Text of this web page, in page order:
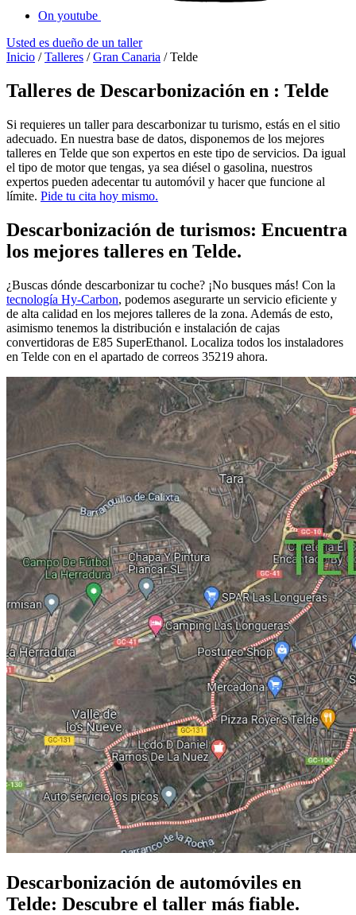
On youtube
Usted es dueño de un taller
Inicio /Talleres /Gran Canaria /Telde
Talleres de Descarbonización en : Telde
Si requieres un taller para descarbonizar tu turismo, estás en el sitio
adecuado. En nuestra base de datos, disponemos de los mejores
talleres en Telde que son expertos en este tipo de servicios. Da igual
el tipo de motor que tengas, ya sea diésel o gasolina, nuestros
expertos pueden adecentar tu automóvil y hacer que funcione al
límite. Pide tu cita hoy mismo.
Descarbonización de turismos: Encuentra
los mejores talleres en Telde.
¿Buscas dónde descarbonizar tu coche? ¡No busques más! Con la
tecnología Hy-Carbon, podemos asegurarte un servicio eficiente y
de alta calidad en los mejores talleres de la zona. Además de esto,
asimismo tenemos la distribución e instalación de cajas
convertidoras de E85 SuperEthanol. Localiza todos los instaladores
en Telde con en el apartado de correos 35219 ahora.
Descarbonización de automóviles en
Telde: Descubre el taller más fiable.